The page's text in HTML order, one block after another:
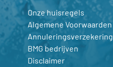
Onze huisregels
Algemene Voorwaarden
Annuleringsverzekering
BMG bedrijven
Disclaimer